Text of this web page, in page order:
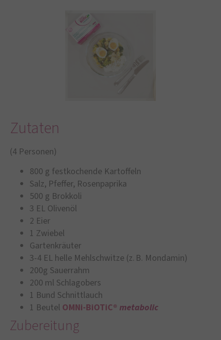
Zutaten
(4 Personen)
800 g festkochende Kartoffeln
Salz, Pfeffer, Rosenpaprika
500 g Brokkoli
3 EL Olivenöl
2 Eier
1 Zwiebel
Gartenkräuter
3-4 EL helle Mehlschwitze (z. B. Mondamin)
200g Sauerrahm
200 ml Schlagobers
1 Bund Schnittlauch
1 Beutel OMNi-BiOTiC® metabolic
Zubereitung